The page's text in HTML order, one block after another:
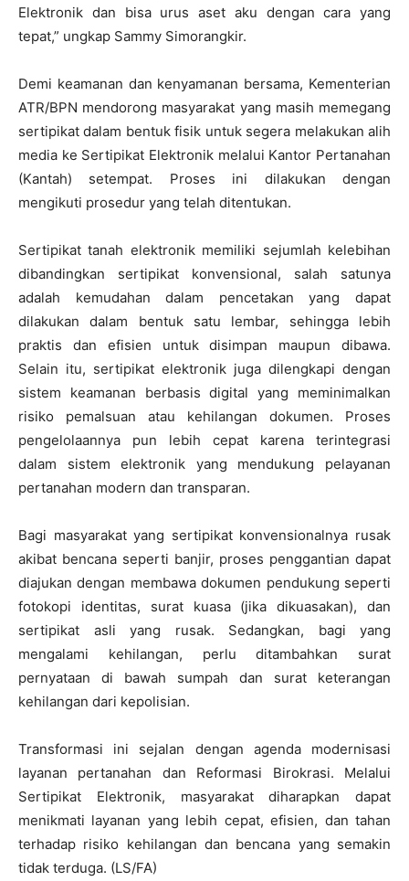
Elektronik dan bisa urus aset aku dengan cara yang
tepat,” ungkap Sammy Simorangkir.
Demi keamanan dan kenyamanan bersama, Kementerian
ATR/BPN mendorong masyarakat yang masih memegang
sertipikat dalam bentuk fisik untuk segera melakukan alih
media ke Sertipikat Elektronik melalui Kantor Pertanahan
(Kantah) setempat. Proses ini dilakukan dengan
mengikuti prosedur yang telah ditentukan.
Sertipikat tanah elektronik memiliki sejumlah kelebihan
dibandingkan sertipikat konvensional, salah satunya
adalah kemudahan dalam pencetakan yang dapat
dilakukan dalam bentuk satu lembar, sehingga lebih
praktis dan efisien untuk disimpan maupun dibawa.
Selain itu, sertipikat elektronik juga dilengkapi dengan
sistem keamanan berbasis digital yang meminimalkan
risiko pemalsuan atau kehilangan dokumen. Proses
pengelolaannya pun lebih cepat karena terintegrasi
dalam sistem elektronik yang mendukung pelayanan
pertanahan modern dan transparan.
Bagi masyarakat yang sertipikat konvensionalnya rusak
akibat bencana seperti banjir, proses penggantian dapat
diajukan dengan membawa dokumen pendukung seperti
fotokopi identitas, surat kuasa (jika dikuasakan), dan
sertipikat asli yang rusak. Sedangkan, bagi yang
mengalami kehilangan, perlu ditambahkan surat
pernyataan di bawah sumpah dan surat keterangan
kehilangan dari kepolisian.
Transformasi ini sejalan dengan agenda modernisasi
layanan pertanahan dan Reformasi Birokrasi. Melalui
Sertipikat Elektronik, masyarakat diharapkan dapat
menikmati layanan yang lebih cepat, efisien, dan tahan
terhadap risiko kehilangan dan bencana yang semakin
tidak terduga. (LS/FA)